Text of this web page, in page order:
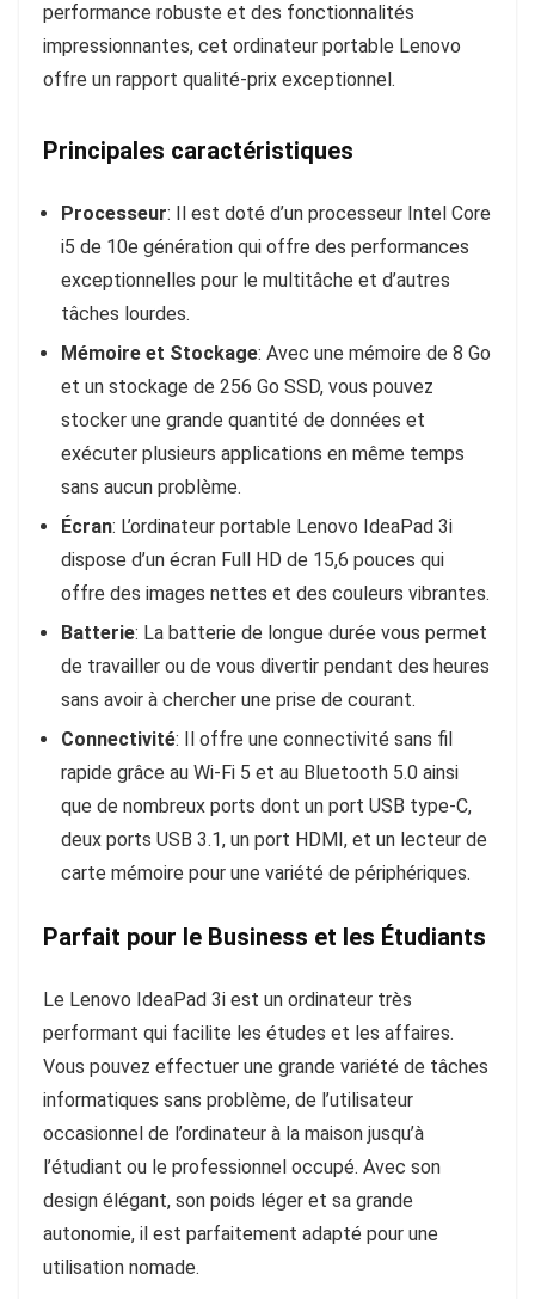
performance robuste et des fonctionnalités
impressionnantes, cet ordinateur portable Lenovo
offre un rapport qualité-prix exceptionnel.
Principales caractéristiques
Processeur: Il est doté d’un processeur Intel Core
i5 de 10e génération qui offre des performances
exceptionnelles pour le multitâche et d’autres
tâches lourdes.
Mémoire et Stockage: Avec une mémoire de 8 Go
et un stockage de 256 Go SSD, vous pouvez
stocker une grande quantité de données et
exécuter plusieurs applications en même temps
sans aucun problème.
Écran: L’ordinateur portable Lenovo IdeaPad 3i
dispose d’un écran Full HD de 15,6 pouces qui
offre des images nettes et des couleurs vibrantes.
Batterie: La batterie de longue durée vous permet
de travailler ou de vous divertir pendant des heures
sans avoir à chercher une prise de courant.
Connectivité: Il offre une connectivité sans fil
rapide grâce au Wi-Fi 5 et au Bluetooth 5.0 ainsi
que de nombreux ports dont un port USB type-C,
deux ports USB 3.1, un port HDMI, et un lecteur de
carte mémoire pour une variété de périphériques.
Parfait pour le Business et les Étudiants
Le Lenovo IdeaPad 3i est un ordinateur très
performant qui facilite les études et les affaires.
Vous pouvez effectuer une grande variété de tâches
informatiques sans problème, de l’utilisateur
occasionnel de l’ordinateur à la maison jusqu’à
l’étudiant ou le professionnel occupé. Avec son
design élégant, son poids léger et sa grande
autonomie, il est parfaitement adapté pour une
utilisation nomade.